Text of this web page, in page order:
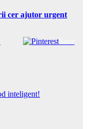
cer ajutor urgent
Save
inteligent!